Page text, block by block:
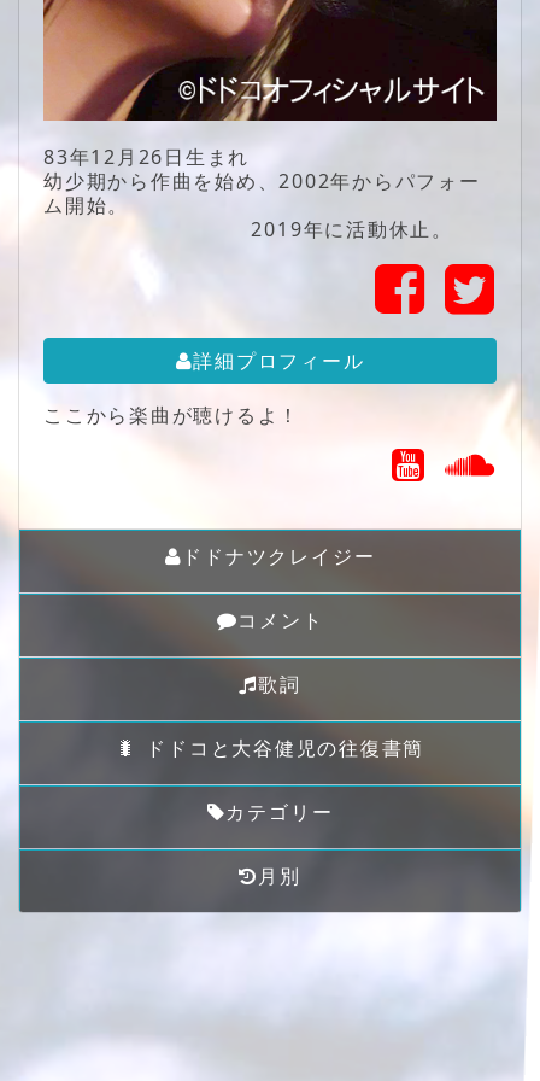
83年12月26日生まれ
幼少期から作曲を始め、2002年からパフォー
ム開始。
2019年に活動休止。
詳細プロフィール
ここから楽曲が聴けるよ！
ドドナツクレイジー
コメント
歌詞
🐛 ドドコと大谷健児の往復書簡
カテゴリー
月別